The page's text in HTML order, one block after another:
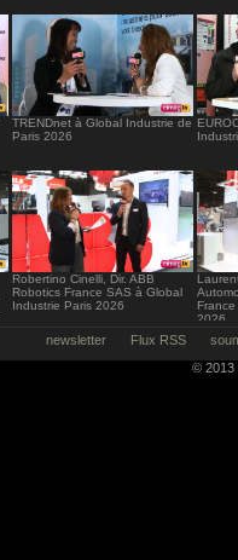
TRENDnet à Global Industrie de
Paris 2026
Robertino Cinelli, Dir. ABB
Robotics France SAS à Global
Industrie Paris 2026
2026
newsletter Flux RSS
© 2013